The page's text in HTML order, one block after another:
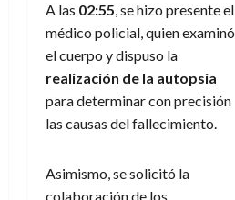
A las 02:55, se hizo presente el
médico policial, quien examinó
el cuerpo y dispuso la
realización de la autopsia
para determinar con precisión
las causas del fallecimiento.
Asimismo, se solicitó la
colaboración de los